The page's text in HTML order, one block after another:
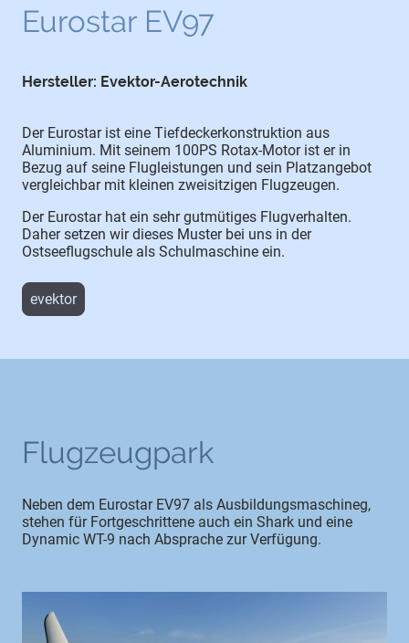
Eurostar EV97
Hersteller: Evektor-Aerotechnik
Der Eurostar ist eine Tiefdeckerkonstruktion aus
Aluminium. Mit seinem 100PS Rotax-Motor ist er in
Bezug auf seine Flugleistungen und sein Platzangebot
vergleichbar mit kleinen zweisitzigen Flugzeugen.
Der Eurostar hat ein sehr gutmütiges Flugverhalten.
Daher setzen wir dieses Muster bei uns in der
Ostseeflugschule als Schulmaschine ein.
evektor
Flugzeugpark
Neben dem Eurostar EV97 als Ausbildungsmaschineg,
stehen für Fortgeschrittene auch ein Shark und eine
Dynamic WT-9 nach Absprache zur Verfügung.